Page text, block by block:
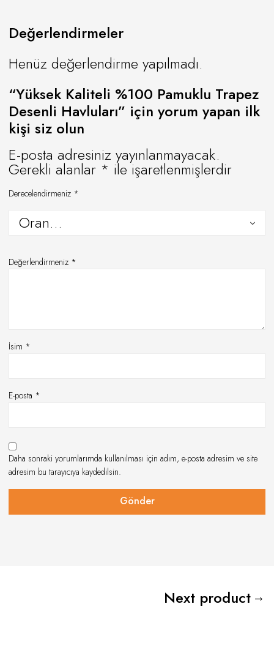
Değerlendirmeler
Henüz değerlendirme yapılmadı.
“Yüksek Kaliteli %100 Pamuklu Trapez
Desenli Havluları” için yorum yapan ilk
kişi siz olun
E-posta adresiniz yayınlanmayacak.
Gerekli alanlar * ile işaretlenmişlerdir
Derecelendirmeniz *
Değerlendirmeniz *
İsim *
E-posta *
Daha sonraki yorumlarımda kullanılması için adım, e-posta adresim ve site
adresim bu tarayıcıya kaydedilsin.
Next product